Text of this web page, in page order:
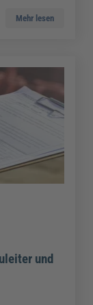
Mehr lesen
und